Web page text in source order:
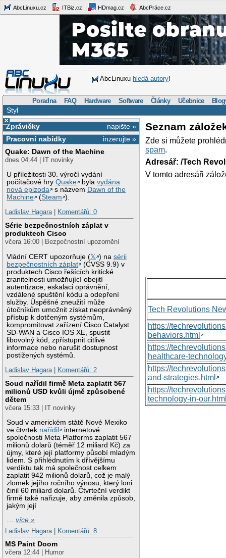
AbcLinuxu.cz ITBiz.cz HDmag.cz AbcPráce.cz
AbcLinuxu hledá autory!
Poradna FAQ Hardware Software Články Učebnice
Styl
×
napište »
Zprávičky
inzerujte »
Pracovní nabídky
Quake: Dawn of the Machine
dnes 04:44 | IT novinky
U příležitosti 30. výročí vydání
počítačové hryQuake bylavydána
nová epizoda
s názvem Dawn of the
Machine
(Steam ).
Ladislav Hagara| Komentářů: 0
Série bezpečnostních záplat v
produktech Cisco
včera 16:00 | Bezpečnostní upozornění
Vládní CERT upozorňuje (𝕏 ) nasérii
bezpečnostních záplat
(CVSS 9.9) v
produktech Cisco řešících kritické
zranitelnosti umožňující obejití
autentizace, eskalaci oprávnění,
vzdálené spuštění kódu a odepření
služby. Úspěšné zneužití může
útočníkům umožnit získat neoprávněný
přístup k dotčeným systémům,
kompromitovat zařízení Cisco Catalyst
SD-WAN a Cisco IOS XE, spustit
libovolný kód, zpřístupnit citlivé
informace nebo narušit dostupnost
postižených systémů.
Ladislav Hagara| Komentářů: 2
Soud nařídil firmě Meta zaplatit 567
milionů USD kvůli újmě způsobené
dětem
včera 15:33 | IT novinky
Soud v americkém státě Nové Mexiko
ve čtvrtek nařídil
internetové
společnosti Meta Platforms zaplatit 567
milionů dolarů (téměř 12 miliard Kč) za
újmy, které její platformy působí mladým
lidem. S přihlédnutím k dřívějšímu
verdiktu tak má společnost celkem
zaplatit 942 milionů dolarů, což je malý
zlomek jejího ročního výnosu, který loni
činil 60 miliard dolarů. Čtvrteční verdikt
firmě také nařizuje, aby změnila způsob,
jakým její
…více »
Ladislav Hagara
Komentářů: 8
MS Paint Doom
včera 12:44 | Humor
Seznam
Zde si můžete
spam.
Adresář: /Tech
V tomto adresáři
Tech Revolutions
https://
behaviors.html
https://
healthcare-
https://
and-strategies.html
https://
technology-in-